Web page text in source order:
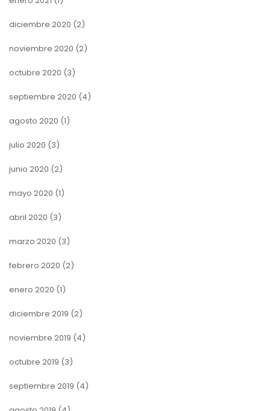
diciembre 2020 (2)
noviembre 2020 (2)
octubre 2020 (3)
septiembre 2020 (4)
agosto 2020 (1)
julio 2020 (3)
junio 2020 (2)
mayo 2020 (1)
abril 2020 (3)
marzo 2020 (3)
febrero 2020 (2)
enero 2020 (1)
diciembre 2019 (2)
noviembre 2019 (4)
octubre 2019 (3)
septiembre 2019 (4)